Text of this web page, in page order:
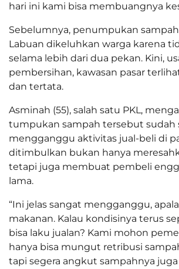
hari ini kami bisa membuangnya
Sebelumnya, penumpukan sampah
Labuan dikeluhkan warga karena
selama lebih dari dua pekan. Kini,
pembersihan, kawasan pasar
dan tertata.
Asminah (55), salah satu PKL,
tumpukan sampah tersebut sudah
mengganggu aktivitas jual-beli di
ditimbulkan bukan hanya
tetapi juga membuat pembeli
lama.
“Ini jelas sangat mengganggu,
makanan. Kalau kondisinya terus
bisa laku jualan? Kami mohon
hanya bisa mungut retribusi
tapi segera angkut sampahnya